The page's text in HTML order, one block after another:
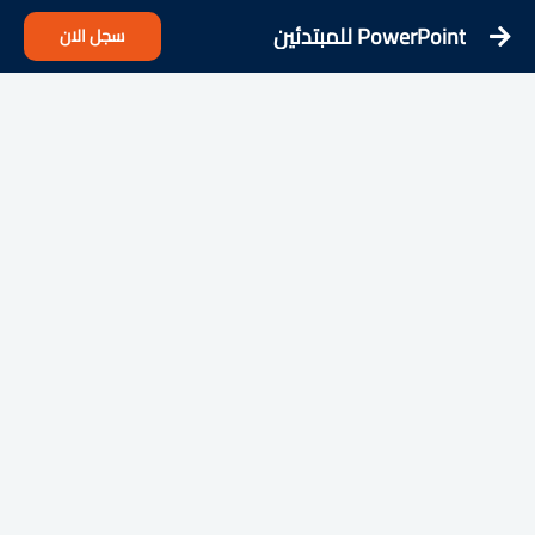
PowerPoint للمبتدئين سجل الان